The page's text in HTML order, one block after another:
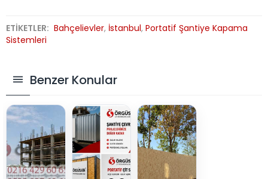
ETİKETLER: Bahçelievler, İstanbul, Portatif Şantiye Kapama
Sistemleri
Benzer Konular